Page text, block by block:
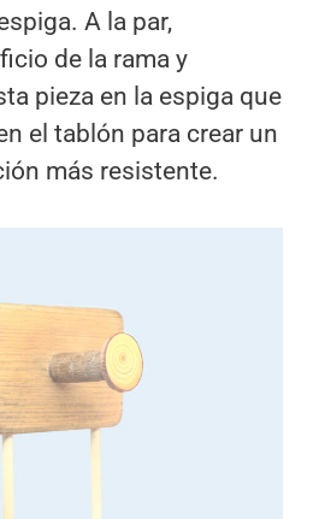
A la par,
de la rama y
pieza en la espiga que
el tablón para crear un
más resistente.